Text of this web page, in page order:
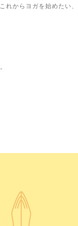
れからヨガを始めたい